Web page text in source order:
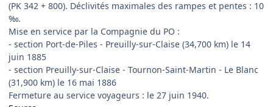
(PK 342 + 800). Déclivités maximales des rampes et pentes : 10
‰.
Mise en service par la Compagnie du PO :
- section Port-de-Piles - Preuilly-sur-Claise (34,700 km) le 14
juin 1885
- section Preuilly-sur-Claise - Tournon-Saint-Martin - Le Blanc
(31,900 km) le 16 mai 1886
Fermeture au service voyageurs : le 27 juin 1940.